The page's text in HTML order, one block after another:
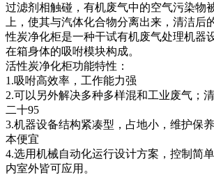
过滤剂相触碰，有机废气中的空气污染物
上，使其与汽体化合物分离出来，清洁后
性炭净化柜是一种干试有机废气处理机器
在箱身体的吸咐模块构成。
活性炭净化柜功能特性：
1.吸咐高效率，工作能力强
2.可以另外解决多种多样混和工业废气；
二十95
3.机器设备结构紧凑型，占地小，维护保
本便宜
4.选用机械自动化运行设计方案，控制简
内室外皆可应用。